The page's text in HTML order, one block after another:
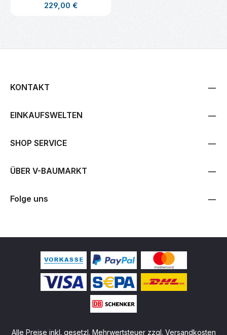
Regulärer Preis:
229,00 €
KONTAKT
EINKAUFSWELTEN
SHOP SERVICE
ÜBER V-BAUMARKT
Folge uns
Alle Preise inkl. gesetzl. Mehrwertsteuer zzgl. Versandkosten